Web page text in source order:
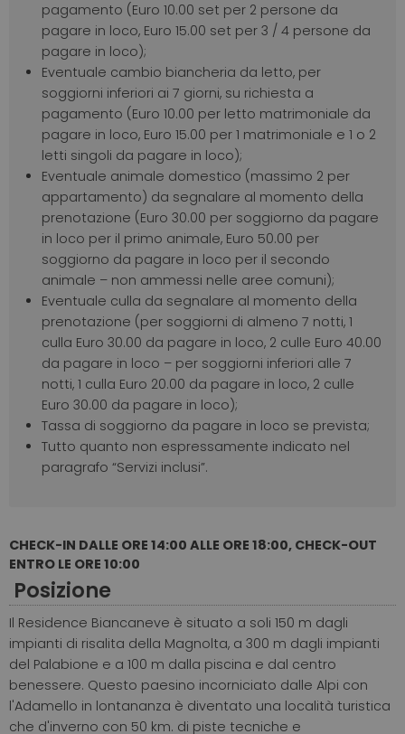
pagamento (Euro 10.00 set per 2 persone da
pagare in loco, Euro 15.00 set per 3 / 4 persone da
pagare in loco);
Eventuale cambio biancheria da letto, per
soggiorni inferiori ai 7 giorni, su richiesta a
pagamento (Euro 10.00 per letto matrimoniale da
pagare in loco, Euro 15.00 per 1 matrimoniale e 1 o 2
letti singoli da pagare in loco);
Eventuale animale domestico (massimo 2 per
appartamento) da segnalare al momento della
prenotazione (Euro 30.00 per soggiorno da pagare
in loco per il primo animale, Euro 50.00 per
soggiorno da pagare in loco per il secondo
animale – non ammessi nelle aree comuni);
Eventuale culla da segnalare al momento della
prenotazione (per soggiorni di almeno 7 notti, 1
culla Euro 30.00 da pagare in loco, 2 culle Euro 40.00
da pagare in loco – per soggiorni inferiori alle 7
notti, 1 culla Euro 20.00 da pagare in loco, 2 culle
Euro 30.00 da pagare in loco);
Tassa di soggiorno da pagare in loco se prevista;
Tutto quanto non espressamente indicato nel
paragrafo “Servizi inclusi”.
CHECK-IN DALLE ORE 14:00 ALLE ORE 18:00, CHECK-OUT
ENTRO LE ORE 10:00
Posizione
Il Residence Biancaneve è situato a soli 150 m dagli
impianti di risalita della Magnolta, a 300 m dagli impianti
del Palabione e a 100 m dalla piscina e dal centro
benessere. Questo paesino incorniciato dalle Alpi con
l'Adamello in lontananza è diventato una località turistica
che d'inverno con 50 km. di piste tecniche e